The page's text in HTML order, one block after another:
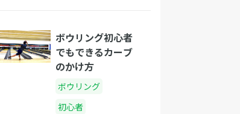
ボウリング初心者
でもできるカーブ
のかけ方
ボウリング
初心者